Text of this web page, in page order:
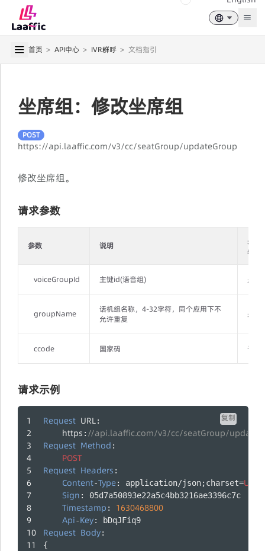
首页 > API中心 > IVR群呼 > 文档指引
坐席组：修改坐席组
POST
https://api.laaffic.com/v3/cc/seatGroup/updateGroup
修改坐席组。
请求参数
参数 说明
是否
必填
voiceGroupId 主键id(语音组) 是
groupName
话机组名称，4-32字符，同个应用下不
允许重复
是
ccode 国家码 否
请求示例
复制
Request URL:
https : //api.laaffic.com/v3/cc/seatGroup/
Request Method :
POST
Request Headers :
Content-Type: application/json;charset=UTF
Sign : 05d7a50893e22a5c4bb3216ae3396c7c
Timestamp : 1630468800
Api-Key: bDqJFiq9
Request Body:
{